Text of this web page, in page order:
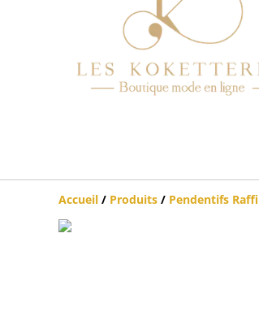
Accueil / Produits / Pendentifs